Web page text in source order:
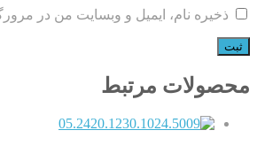
ذخیره نام، ایمیل و وبسایت من در
محصولات مرتبط